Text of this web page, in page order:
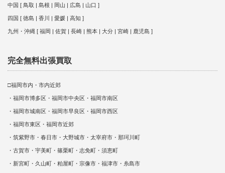
中国 [ 鳥取 | 島根 | 岡山 | 広島 | 山口 ]
四国 [ 徳島 | 香川 | 愛媛 | 高知 ]
九州・沖縄 [ 福岡 | 佐賀 | 長崎 | 熊本 | 大分 | 宮崎 | 鹿児島 ]
完全無料出張買取
□福岡市内・市内近郊
・福岡市博多区・福岡市中央区・福岡市南区
・福岡市城南区・福岡市早良区・福岡市西区
・福岡市東区・福岡市近郊
・筑紫野市・春日市・大野城市・太宰府市・那珂川町
・古賀市・宇美町・篠栗町・志免町・須恵町
・新宮町・久山町・粕屋町・宗像市・福津市・糸島市